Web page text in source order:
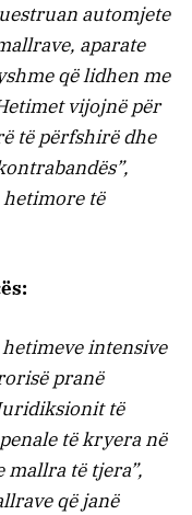
automjete
aparate
që lidhen me
vijojnë për
të përfshirë dhe
hetimore të
intensive
pranë
të
të kryera në
mallra të tjera”,
që janë